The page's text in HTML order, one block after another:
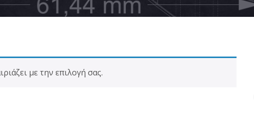
με την επιλογή σας.